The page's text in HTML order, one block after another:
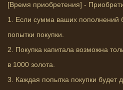
[Время приобретения] -
1. Если сумма ваших пополнений
попытки покупки.
2. Покупка капитала возможна
в 1000 золота.
3. Каждая попытка покупки будет